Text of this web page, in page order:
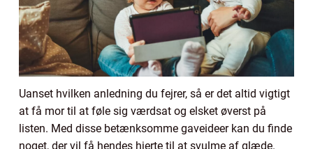
Uanset hvilken anledning du fejrer, så er det altid vigtigt
at få mor til at føle sig værdsat og elsket øverst på
listen. Med disse betænksomme gaveideer kan du finde
noget, der vil få hendes hjerte til at svulme af glæde.